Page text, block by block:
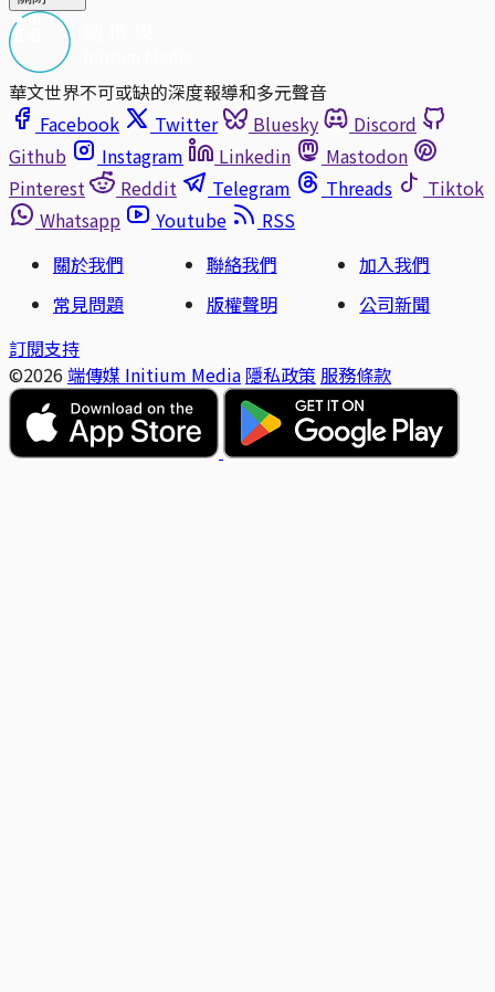
華文世界不可或缺的深度報導和多元聲音
Facebook
Twitter Bluesky
Discord
Github
Instagram Linkedin
Mastodon
Pinterest
Reddit Telegram Threads
Tiktok
Whatsapp
Youtube
RSS
關於我們
聯絡我們
加入我們
常見問題
版權聲明
公司新聞
訂閱支持
©2026 端傳媒 Initium Media 隱私政策 服務條款